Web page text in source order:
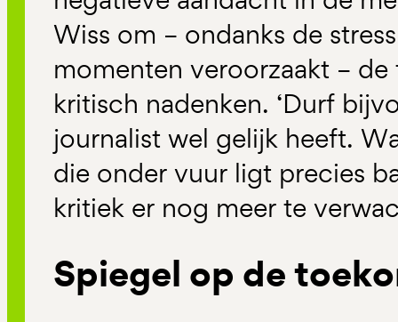
Wiss om – ondanks de
momenten veroorzaakt –
kritisch nadenken. ‘Durf
journalist wel gelijk heeft.
die onder vuur ligt precies
kritiek er nog meer te
Spiegel op de